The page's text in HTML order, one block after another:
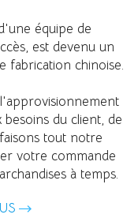
équipe de
est devenu un
fabrication chinoise.
du client, de
tout notre
votre commande
à temps.